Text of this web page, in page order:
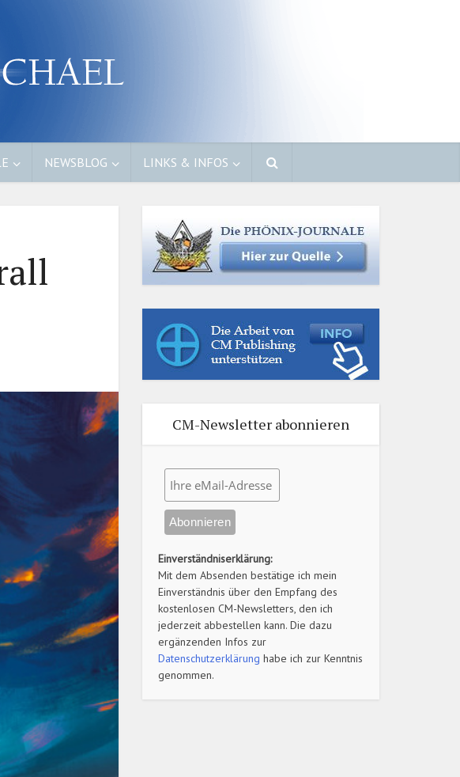
NEWSBLOG LINKS & INFOS
CM-Newsletter abonnieren
Einverständniserklärung:
Mit dem Absenden bestätige ich mein
Einverständnis über den Empfang des
kostenlosen CM-Newsletters, den ich
jederzeit abbestellen kann. Die dazu
ergänzenden Infos zur
Datenschutzerklärung habe ich zur Kenntnis
genommen.